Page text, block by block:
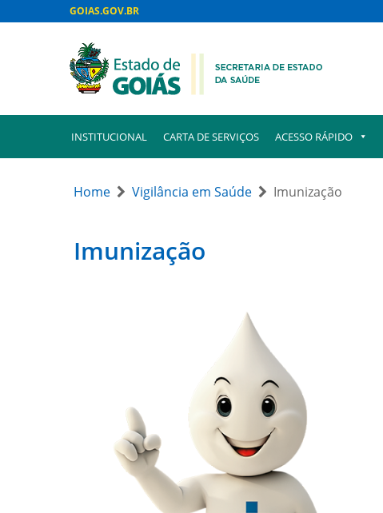
GOIAS.GOV.BR
INSTITUCIONAL CARTA DE SERVIÇOS ACESSO RÁPIDO
Home Vigilância em Saúde Imunização
Imunização